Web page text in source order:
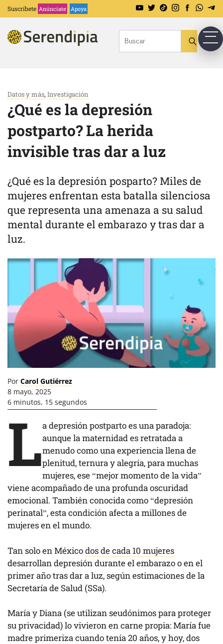
Suscríbete Anúnciate Apoya
Datos y más, Investigación
¿Qué es la depresión
postparto? La herida
invisible tras dar a luz
¿Qué es la depresión posparto? Miles de
mujeres enfrentan esta batalla silenciosa
que representa una amenaza a su salud
mental durante el embarazo y tras dar a
luz.
Por Carol Gutiérrez
8 mayo, 2025
6 minutos, 15 segundos
La depresión postparto es una paradoja:
aunque la maternidad es retratada a
menudo como una experiencia llena de
plenitud, ternura y alegría, para muchas
mujeres, ese “mejor momento de la vida”
viene acompañado de una profunda oscuridad
emocional. También conocida como “depresión
perinatal”, esta condición afecta a millones de
mujeres en el mundo.
Tan solo en Méxicodos de cada 10 mujeres
desarrollan depresión durante el embarazo o en el
primer año tras dar a luz, según estimaciones de la
Secretaría de Salud (SSa).
María y Diana (se utilizan seudónimos para proteger
su privacidad) lo vivieron en carne propia: María fue
madre primeriza cuando tenía 20 años, y hoy, dos